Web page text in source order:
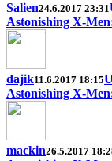
Salien24.6.2017 23:31
Astonishing X-
dajik11.6.2017 18:15
Astonishing X-
mackin26.5.2017